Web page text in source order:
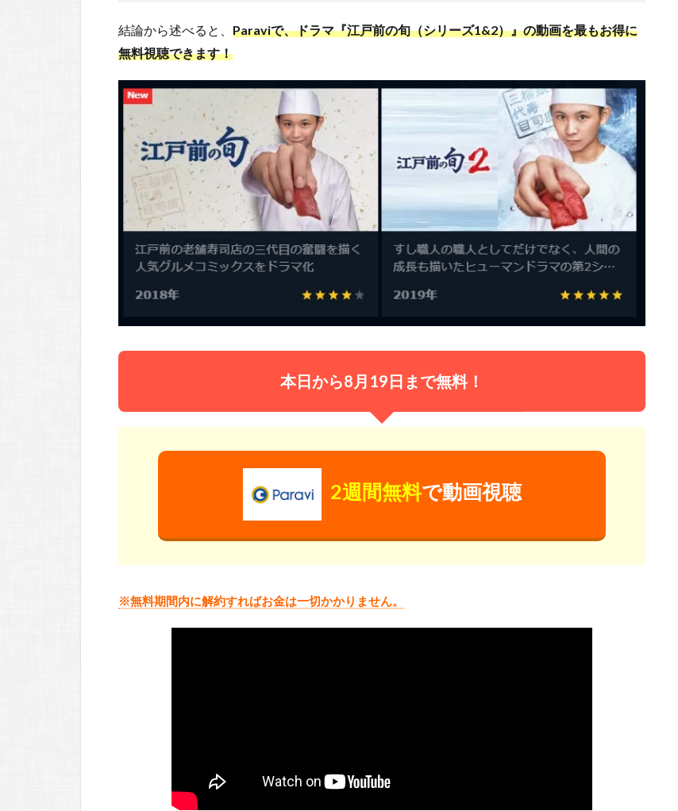
結論から述べると、Paraviで、ドラマ『江戸前の旬（シリーズ1&2）』の動画を最もお得に
無料視聴できます！
本日から8月19日まで無料！
2週間無料で動画視聴
※無料期間内に解約すればお金は一切かかりません。